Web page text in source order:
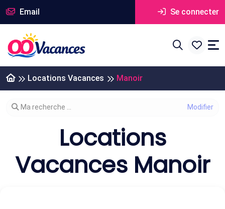
Email Se connecter
Locations Vacances Manoir
Modifier votre recherche
Ma recherche ...
Locations
Vacances Manoir